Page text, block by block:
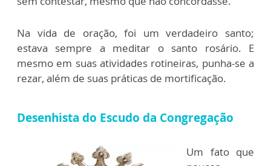
Na vida de oração, foi um verdadeiro santo;
estava sempre a meditar o santo rosário. E
mesmo em suas atividades rotineiras, punha-se a
rezar, além de suas práticas de mortificação.
Desenhista do Escudo da Congregação
Um fato que